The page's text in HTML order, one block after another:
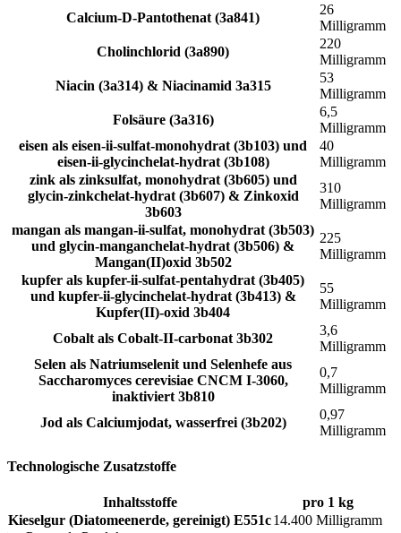
Calcium-D-Pantothenat (3a841)
26
Milligramm
Cholinchlorid (3a890)
220
Milligramm
Niacin (3a314) & Niacinamid 3a315
53
Milligramm
Folsäure (3a316)
6,5
Milligramm
eisen als eisen-ii-sulfat-monohydrat (3b103) und
eisen-ii-glycinchelat-hydrat (3b108)
40
Milligramm
zink als zinksulfat, monohydrat (3b605) und
glycin-zinkchelat-hydrat (3b607) & Zinkoxid
3b603
310
Milligramm
mangan als mangan-ii-sulfat, monohydrat (3b503)
und glycin-manganchelat-hydrat (3b506) &
Mangan(II)oxid 3b502
225
Milligramm
kupfer als kupfer-ii-sulfat-pentahydrat (3b405)
und kupfer-ii-glycinchelat-hydrat (3b413) &
Kupfer(II)-oxid 3b404
55
Milligramm
Cobalt als Cobalt-II-carbonat 3b302
3,6
Milligramm
Selen als Natriumselenit und Selenhefe aus
Saccharomyces cerevisiae CNCM I-3060,
inaktiviert 3b810
0,7
Milligramm
Jod als Calciumjodat, wasserfrei (3b202)
0,97
Milligramm
Technologische Zusatzstoffe
Inhaltsstoffe
pro 1 kg
Kieselgur (Diatomeenerde, gereinigt) E551c14.400 Milligramm